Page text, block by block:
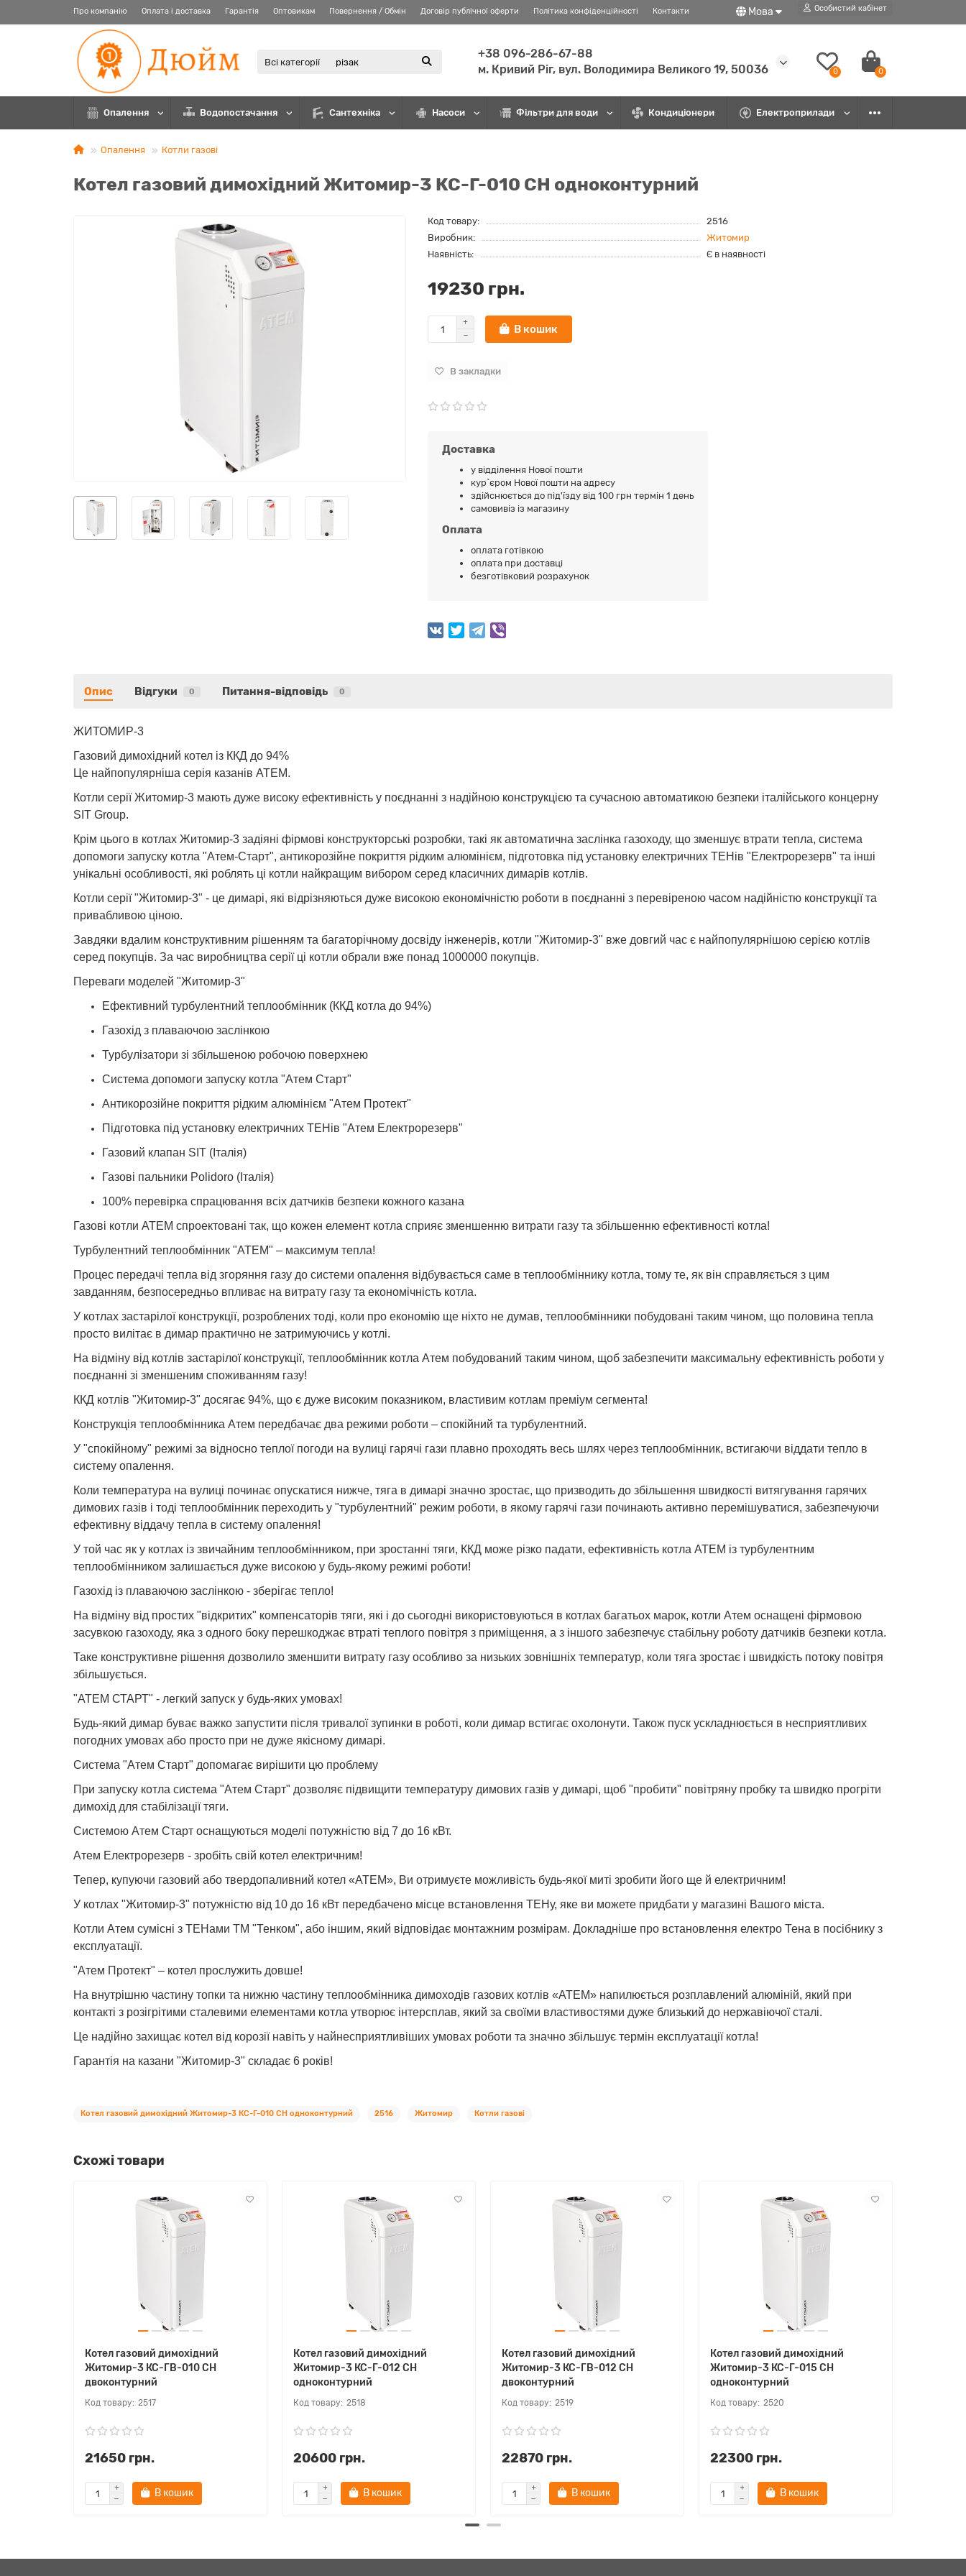
Про компанію Оплата і доставка Гарантія Оптовикам Повернення / Обмін Договір публічної оферти Політика конфіденційності Контакти Мова Особистий кабінет
Всі категорії
+38 096-286-67-88
м. Кривий Ріг, вул. Володимира Великого 19, 50036
0 0
Опалення Водопостачання Сантехніка Насоси Фільтри для води Кондиціонери Електроприлади
Опалення Котли газові
Котел газовий димохідний Житомир-3 КС-Г-010 СН одноконтурний
Код товару:
2516
Виробник:
Житомир
Наявність:
Є в наявності
19230 грн.
В кошик
В закладки
Доставка
у відділення Нової пошти
кур`єром Нової пошти на адресу
здійснюється до під'їзду від 100 грн термін 1 день
самовивіз із магазину
Оплата
оплата готівкою
оплата при доставці
безготівковий розрахунок
Опис Відгуки 0 Питання-відповідь 0
ЖИТОМИР-3
Газовий димохідний котел із ККД до 94%
Це найпопулярніша серія казанів АТЕМ.
Котли серії Житомир-3 мають дуже високу ефективність у поєднанні з надійною конструкцією та сучасною автоматикою безпеки італійського концерну
SIT Group.
Крім цього в котлах Житомир-3 задіяні фірмові конструкторські розробки, такі як автоматична заслінка газоходу, що зменшує втрати тепла, система
допомоги запуску котла "Атем-Старт", антикорозійне покриття рідким алюмінієм, підготовка під установку електричних ТЕНів "Електрорезерв" та інші
унікальні особливості, які роблять ці котли найкращим вибором серед класичних димарів котлів.
Котли серії "Житомир-3" - це димарі, які відрізняються дуже високою економічністю роботи в поєднанні з перевіреною часом надійністю конструкції та
привабливою ціною.
Завдяки вдалим конструктивним рішенням та багаторічному досвіду інженерів, котли "Житомир-3" вже довгий час є найпопулярнішою серією котлів
серед покупців. За час виробництва серії ці котли обрали вже понад 1000000 покупців.
Переваги моделей "Житомир-3"
Ефективний турбулентний теплообмінник (ККД котла до 94%)
Газохід з плаваючою заслінкою
Турбулізатори зі збільшеною робочою поверхнею
Система допомоги запуску котла "Атем Старт"
Антикорозійне покриття рідким алюмінієм "Атем Протект"
Підготовка під установку електричних ТЕНів "Атем Електрорезерв"
Газовий клапан SIT (Італія)
Газові пальники Polidoro (Італія)
100% перевірка спрацювання всіх датчиків безпеки кожного казана
Газові котли АТЕМ спроектовані так, що кожен елемент котла сприяє зменшенню витрати газу та збільшенню ефективності котла!
Турбулентний теплообмінник "АТЕМ" – максимум тепла!
Процес передачі тепла від згоряння газу до системи опалення відбувається саме в теплообміннику котла, тому те, як він справляється з цим
завданням, безпосередньо впливає на витрату газу та економічність котла.
У котлах застарілої конструкції, розроблених тоді, коли про економію ще ніхто не думав, теплообмінники побудовані таким чином, що половина тепла
просто вилітає в димар практично не затримуючись у котлі.
На відміну від котлів застарілої конструкції, теплообмінник котла Атем побудований таким чином, щоб забезпечити максимальну ефективність роботи у
поєднанні зі зменшеним споживанням газу!
ККД котлів "Житомир-3" досягає 94%, що є дуже високим показником, властивим котлам преміум сегмента!
Конструкція теплообмінника Атем передбачає два режими роботи – спокійний та турбулентний.
У "спокійному" режимі за відносно теплої погоди на вулиці гарячі гази плавно проходять весь шлях через теплообмінник, встигаючи віддати тепло в
систему опалення.
Коли температура на вулиці починає опускатися нижче, тяга в димарі значно зростає, що призводить до збільшення швидкості витягування гарячих
димових газів і тоді теплообмінник переходить у "турбулентний" режим роботи, в якому гарячі гази починають активно перемішуватися, забезпечуючи
ефективну віддачу тепла в систему опалення!
У той час як у котлах із звичайним теплообмінником, при зростанні тяги, ККД може різко падати, ефективність котла АТЕМ із турбулентним
теплообмінником залишається дуже високою у будь-якому режимі роботи!
Газохід із плаваючою заслінкою - зберігає тепло!
На відміну від простих "відкритих" компенсаторів тяги, які і до сьогодні використовуються в котлах багатьох марок, котли Атем оснащені фірмовою
засувкою газоходу, яка з одного боку перешкоджає втраті теплого повітря з приміщення, а з іншого забезпечує стабільну роботу датчиків безпеки котла.
Таке конструктивне рішення дозволило зменшити витрату газу особливо за низьких зовнішніх температур, коли тяга зростає і швидкість потоку повітря
збільшується.
"АТЕМ СТАРТ" - легкий запуск у будь-яких умовах!
Будь-який димар буває важко запустити після тривалої зупинки в роботі, коли димар встигає охолонути. Також пуск ускладнюється в несприятливих
погодних умовах або просто при не дуже якісному димарі.
Система "Атем Старт" допомагає вирішити цю проблему
При запуску котла система "Атем Старт" дозволяє підвищити температуру димових газів у димарі, щоб "пробити" повітряну пробку та швидко прогріти
димохід для стабілізації тяги.
Системою Атем Старт оснащуються моделі потужністю від 7 до 16 кВт.
Атем Електрорезерв - зробіть свій котел електричним!
Тепер, купуючи газовий або твердопаливний котел «АТЕМ», Ви отримуєте можливість будь-якої миті зробити його ще й електричним!
У котлах "Житомир-3" потужністю від 10 до 16 кВт передбачено місце встановлення ТЕНу, яке ви можете придбати у магазині Вашого міста.
Котли Атем сумісні з ТЕНами ТМ "Тенком", або іншим, який відповідає монтажним розмірам. Докладніше про встановлення електро Тена в посібнику з
експлуатації.
"Атем Протект" – котел прослужить довше!
На внутрішню частину топки та нижню частину теплообмінника димоходів газових котлів «АТЕМ» напилюється розплавлений алюміній, який при
контакті з розігрітими сталевими елементами котла утворює інтерсплав, який за своїми властивостями дуже близький до нержавіючої сталі.
Це надійно захищає котел від корозії навіть у найнесприятливіших умовах роботи та значно збільшує термін експлуатації котла!
Гарантія на казани "Житомир-3" складає 6 років!
Котел газовий димохідний Житомир-3 КС-Г-010 СН одноконтурний 2516 Житомир Котли газові
Схожі товари
Котел газовий димохідний
Житомир-3 КС-ГВ-010 СН
двоконтурний
2517
21650 грн.
В кошик
Котел газовий димохідний
Житомир-3 КС-Г-012 СН
одноконтурний
2518
20600 грн.
В кошик
Котел газовий димохідний
Житомир-3 КС-ГВ-012 СН
двоконтурний
2519
22870 грн.
В кошик
Котел газовий димохідний
Житомир-3 КС-Г-015 СН
одноконтурний
2520
22300 грн.
В кошик